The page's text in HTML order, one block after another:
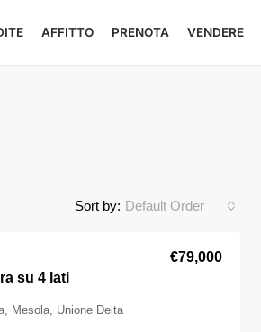
AFFITTO PRENOTA VENDERE
Sort by: Default Order
su 4 lati
€79,000
Mesola, Unione Delta